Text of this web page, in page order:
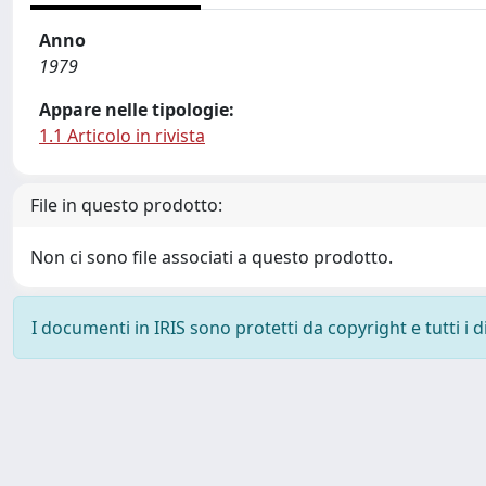
Anno
1979
Appare nelle tipologie:
1.1 Articolo in rivista
File in questo prodotto:
Non ci sono file associati a questo prodotto.
I documenti in IRIS sono protetti da copyright e tutti i